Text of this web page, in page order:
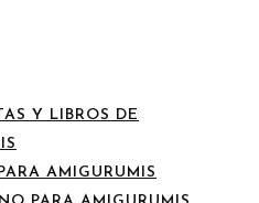
Y LIBROS DE
AMIGURUMIS